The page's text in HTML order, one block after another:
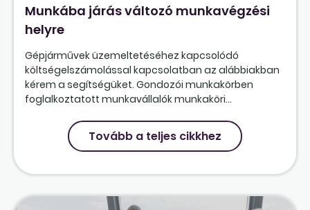
Munkába járás változó munkavégzési
helyre
Gépjárművek üzemeltetéséhez kapcsolódó
költségelszámolással kapcsolatban az alábbiakban
kérem a segítségüket. Gondozói munkakörben
foglalkoztatott munkavállalók munkaköri...
Tovább a teljes cikkhez